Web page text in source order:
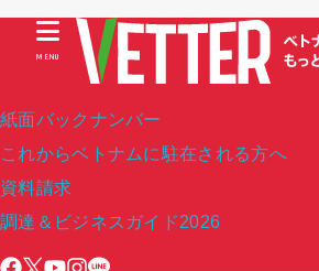
紙面バックナンバー
これからベトナムに駐在される方へ
資料請求
調達＆ビジネスガイド2026
MENU